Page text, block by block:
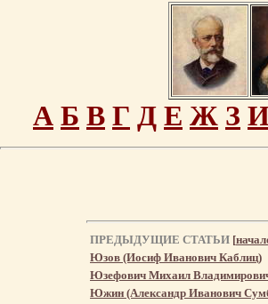
А Б В Г Д Е Ж З
ПРЕДЫДУЩИЕ СТАТЬИ [
Юзов (Иосиф Иванович Каблиц)
Юзефович Михаил
Южин (Александр Иванович